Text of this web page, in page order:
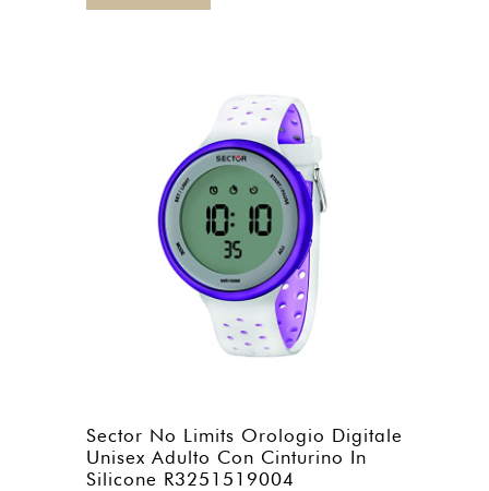
Sector No Limits Orologio Digitale
Unisex Adulto Con Cinturino In
Silicone R3251519004